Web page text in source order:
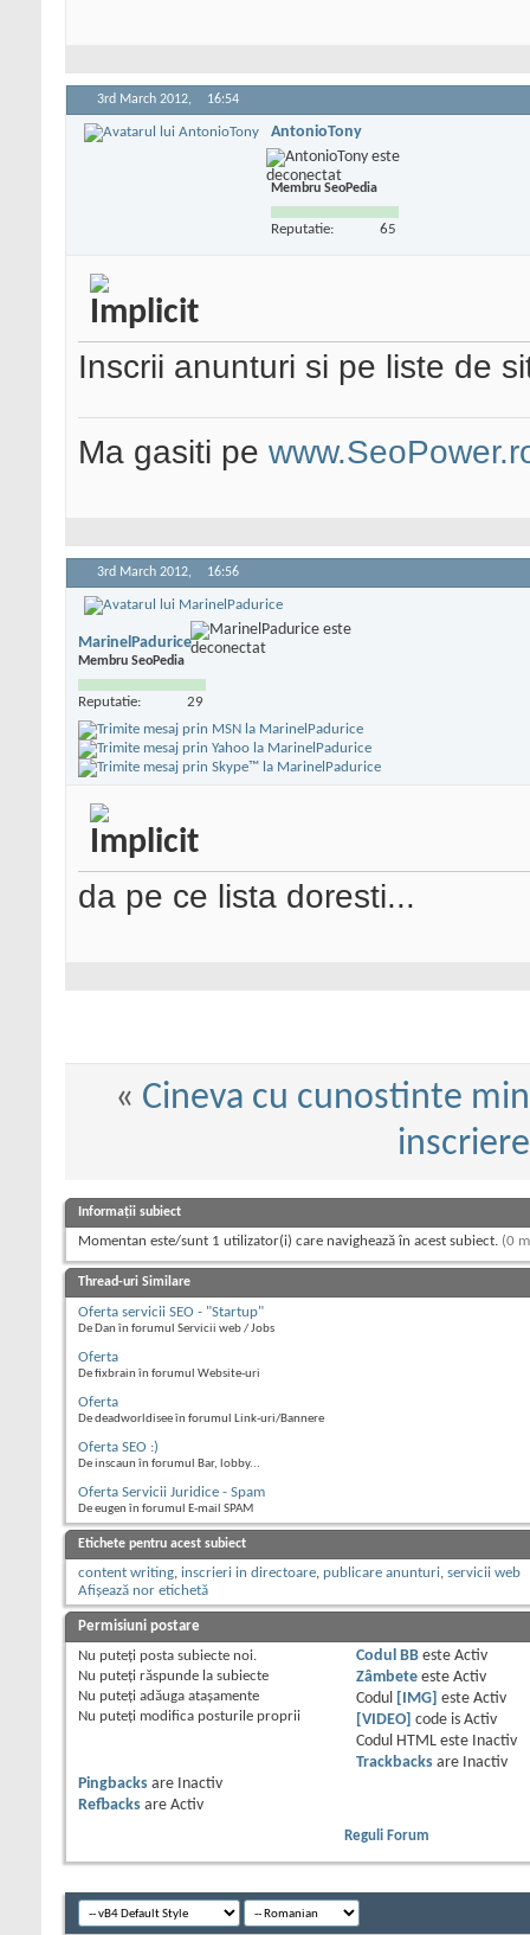
3rd March 2012, 16:54
AntonioTony
Membru SeoPedia
Reputatie: 65
Inscrii anunturi si pe liste de
Ma gasiti pe
3rd March 2012, 16:56
MarinelPadurice
Membru SeoPedia
Reputatie: 29
da pe ce lista doresti...
« Cineva cu cunostinte
Informații subiect
Momentan este/sunt 1 utilizator(i) care navighează în acest subiect. (0
Thread-uri Similare
Oferta servicii SEO - "Startup"
De Dan în forumul Servicii web / Jobs
Oferta
De fixbrain în forumul Website-uri
Oferta
De deadworldisee în forumul Link-uri/Bannere
Oferta SEO :)
De inscaun în forumul Bar, lobby...
Oferta Servicii Juridice - Spam
De eugen în forumul E-mail SPAM
Etichete pentru acest subiect
content writing, inscrieri in directoare, publicare anunturi, servicii web
Afișează nor etichetă
Permisiuni postare
Nu puteţi posta subiecte noi.
Nu puteţi răspunde la subiecte
Nu puteţi adăuga ataşamente
Nu puteţi modifica posturile proprii
Codul BBeste Activ
Zâmbeteeste Activ
Codul
[IMG] este Activ
[VIDEO] code is Activ
Codul HTML este
Inactiv
Trackbacksare
Inactiv
Pingbacks are
Inactiv
Refbacks are Activ
Reguli Forum